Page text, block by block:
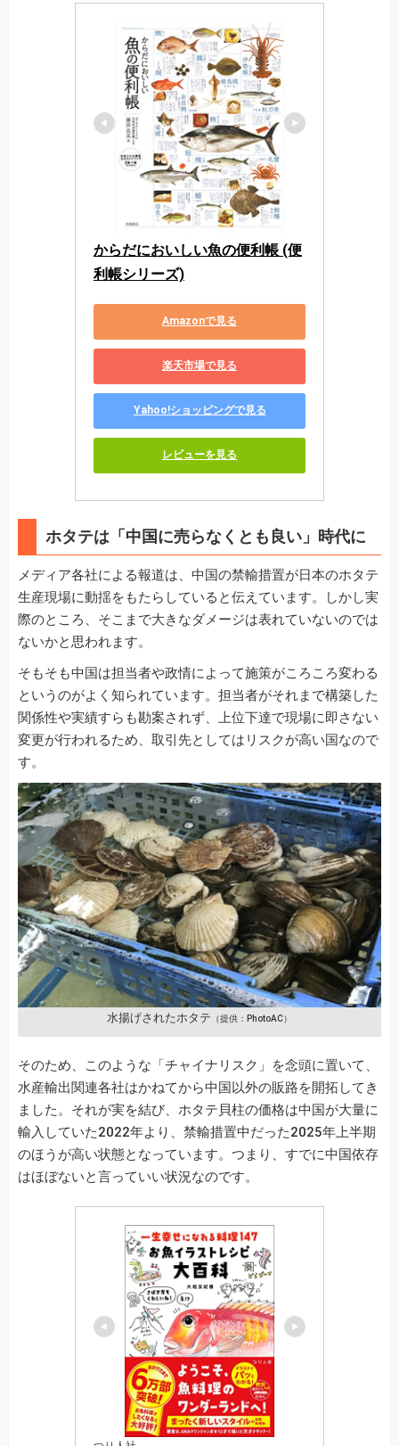
からだにおいしい魚の便利帳 (便
利帳シリーズ)
Amazonで見る
楽天市場で見る
Yahoo!ショッピングで見る
レビューを見る
ホタテは「中国に売らなくとも良い」時代に
メディア各社による報道は、中国の禁輸措置が日本のホタテ
生産現場に動揺をもたらしていると伝えています。しかし実
際のところ、そこまで大きなダメージは表れていないのでは
ないかと思われます。
そもそも中国は担当者や政情によって施策がころころ変わる
というのがよく知られています。担当者がそれまで構築した
関係性や実績すらも勘案されず、上位下達で現場に即さない
変更が行われるため、取引先としてはリスクが高い国なので
す。
水揚げされたホタテ （提供：PhotoAC）
そのため、このような「チャイナリスク」を念頭に置いて、
水産輸出関連各社はかねてから中国以外の販路を開拓してき
ました。それが実を結び、ホタテ貝柱の価格は中国が大量に
輸入していた2022年より、禁輸措置中だった2025年上半期
のほうが高い状態となっています。つまり、すでに中国依存
はほぼないと言っていい状況なのです。